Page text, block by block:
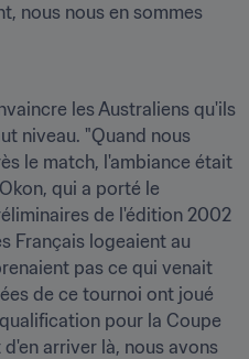
nous nous en sommes
les Australiens qu'ils
niveau. "Quand nous
le match, l'ambiance était
qui a porté le
de l'édition 2002
Français logeaient au
pas ce qui venait
de ce tournoi ont joué
pour la Coupe
arriver là, nous avons